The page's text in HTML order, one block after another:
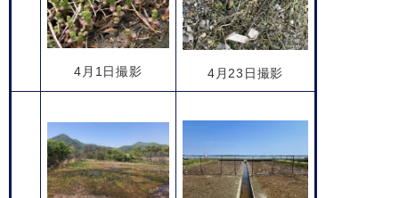
4月1日撮影 4月23日撮影